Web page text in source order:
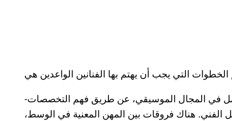
-بناء معرفة كافية عن أساسيات وتفاصيل العمل في المجال الموسيقي، عن طريق فهم التخصصات
الفني. هناك فروقات بين المهن المعنية في الوسط،